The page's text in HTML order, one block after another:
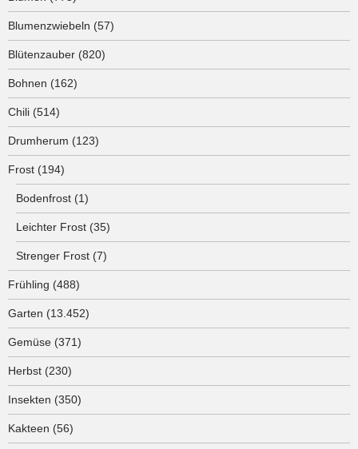
Blumenzwiebeln (57)
Blütenzauber (820)
Bohnen (162)
Chili (514)
Drumherum (123)
Frost (194)
Bodenfrost (1)
Leichter Frost (35)
Strenger Frost (7)
Frühling (488)
Garten (13.452)
Gemüse (371)
Herbst (230)
Insekten (350)
Kakteen (56)